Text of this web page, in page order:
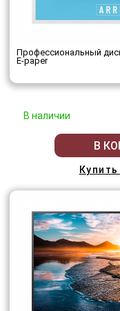
Профессиональный
E-paper
В наличии
В